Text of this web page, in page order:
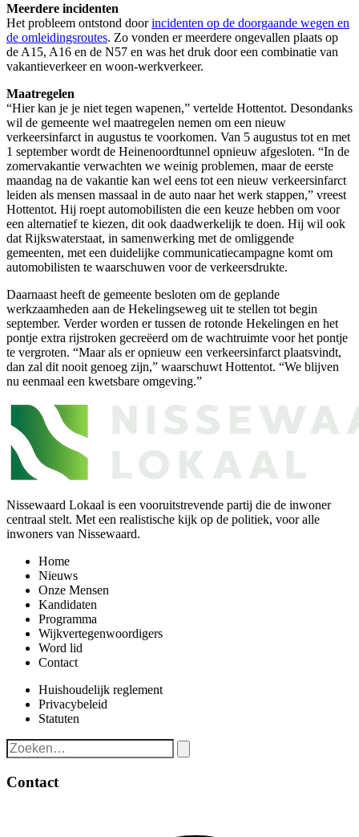
Meerdere incidenten
Het probleem ontstond doorincidenten op de doorgaande wegen en
de omleidingsroutes. Zo vonden er meerdere ongevallen plaats op
de A15, A16 en de N57 en was het druk door een combinatie van
vakantieverkeer en woon-werkverkeer.
Maatregelen
“Hier kan je je niet tegen wapenen,” vertelde Hottentot. Desondanks
wil de gemeente wel maatregelen nemen om een nieuw
verkeersinfarct in augustus te voorkomen. Van 5 augustus tot en met
1 september wordt de Heinenoordtunnel opnieuw afgesloten. “In de
zomervakantie verwachten we weinig problemen, maar de eerste
maandag na de vakantie kan wel eens tot een nieuw verkeersinfarct
leiden als mensen massaal in de auto naar het werk stappen,” vreest
Hottentot. Hij roept automobilisten die een keuze hebben om voor
een alternatief te kiezen, dit ook daadwerkelijk te doen. Hij wil ook
dat Rijkswaterstaat, in samenwerking met de omliggende
gemeenten, met een duidelijke communicatiecampagne komt om
automobilisten te waarschuwen voor de verkeersdrukte.
Daarnaast heeft de gemeente besloten om de geplande
werkzaamheden aan de Hekelingseweg uit te stellen tot begin
september. Verder worden er tussen de rotonde Hekelingen en het
pontje extra rijstroken gecreëerd om de wachtruimte voor het pontje
te vergroten. “Maar als er opnieuw een verkeersinfarct plaatsvindt,
dan zal dit nooit genoeg zijn,” waarschuwt Hottentot. “We blijven
nu eenmaal een kwetsbare omgeving.”
Nissewaard Lokaal is een vooruitstrevende partij die de inwoner
centraal stelt. Met een realistische kijk op de politiek, voor alle
inwoners van Nissewaard.
Home
Nieuws
Onze Mensen
Kandidaten
Programma
Wijkvertegenwoordigers
Word lid
Contact
Huishoudelijk reglement
Privacybeleid
Statuten
Contact